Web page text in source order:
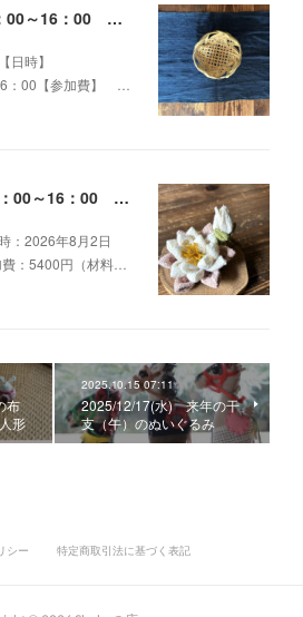
2026年9月12日(土)13：00～16：00 ～竹の四海波花かご作り～
日時】
：00【参加費】 …
2026年8月2日(日) 13：00～16：00 つまみ細工で作る蓮の花
：2026年8月2日
：5400円（材料…
布
形
2025.10.15 07:11
2025/12/17(水) 来年の干
支（午）のぬいぐるみ
シー 特定商取引法に基づく表記